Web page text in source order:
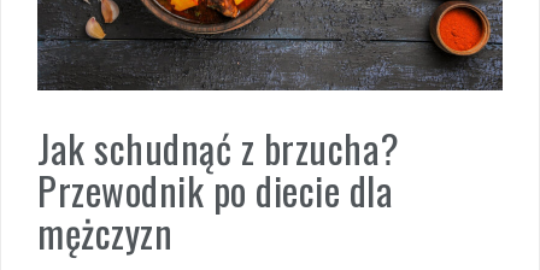
Jak schudnąć z brzucha?
Przewodnik po diecie dla
mężczyzn